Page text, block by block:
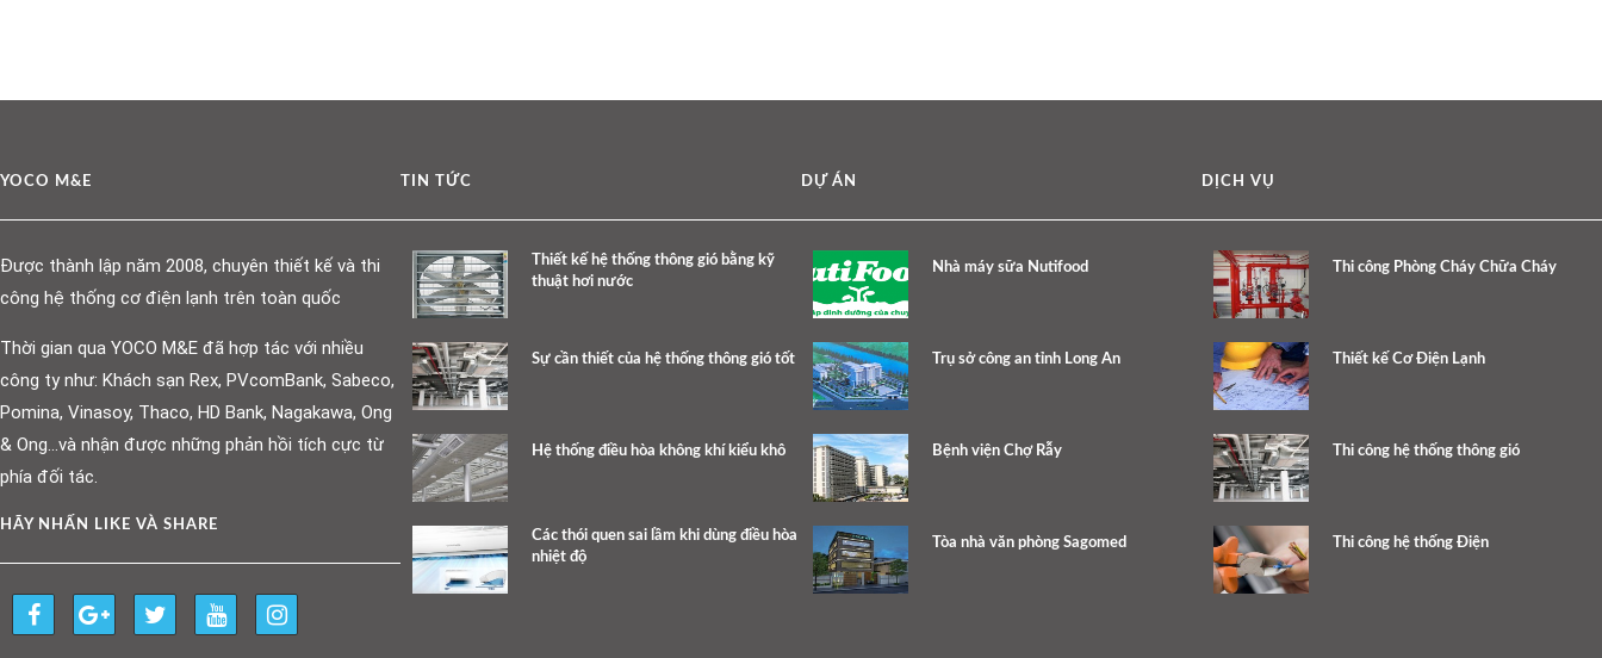
YOCO M&E
Được thành lập năm 2008, chuyên thiết kế và thi
công hệ thống cơ điện lạnh trên toàn quốc
Thời gian qua YOCO M&E đã hợp tác với nhiều
công ty như: Khách sạn Rex, PVcomBank, Sabeco,
Pomina, Vinasoy, Thaco, HD Bank, Nagakawa, Ong
& Ong…và nhận được những phản hồi tích cực từ
phía đối tác.
HÃY NHẤN LIKE VÀ SHARE
TIN TỨC
Thiết kế hệ thống thông gió bằng kỹ
thuật hơi nước
Sự cần thiết của hệ thống thông gió tốt
Hệ thống điều hòa không khí kiểu khô
Các thói quen sai lầm khi dùng điều hòa
nhiệt độ
DỰ ÁN
Nhà máy sữa Nutifood
Trụ sở công an tỉnh Long An
Bệnh viện Chợ Rẫy
Tòa nhà văn phòng Sagomed
DỊCH VỤ
Thi công Phòng Cháy Chữa Cháy
Thiết kế Cơ Điện Lạnh
Thi công hệ thống thông gió
Thi công hệ thống Điện